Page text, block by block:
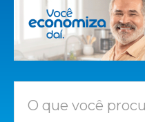
O que você